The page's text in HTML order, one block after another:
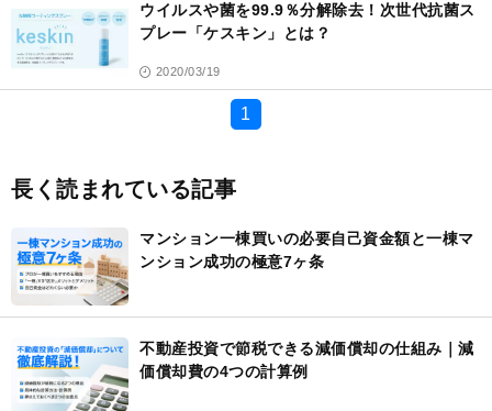
ウイルスや菌を99.9％分解除去！次世代抗菌ス
プレー「ケスキン」とは？
2020/03/19
1
長く読まれている記事
マンション一棟買いの必要自己資金額と一棟マ
ンション成功の極意7ヶ条
不動産投資で節税できる減価償却の仕組み｜減
価償却費の4つの計算例